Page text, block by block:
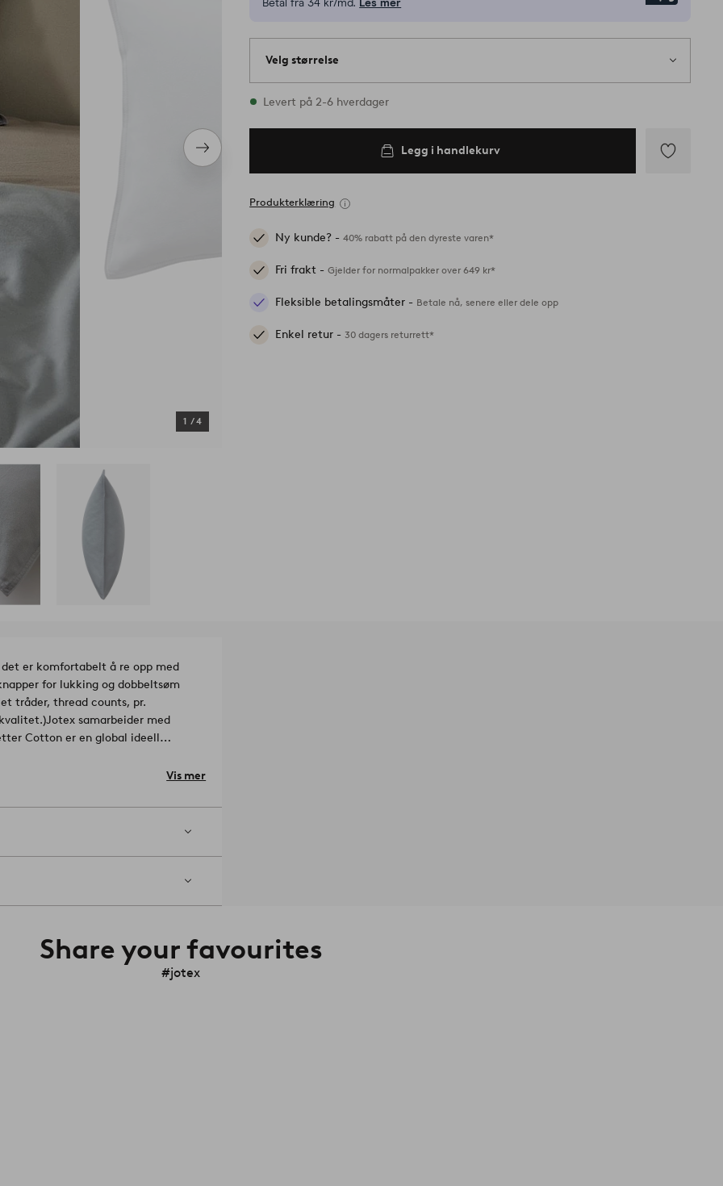
Neste
produkt
1 /4
Betal fra 34 kr/md. Les mer
Velg størrelse
1 størrelser finnes på lager
Levert på 2-6 hverdager
Legg i handlekurv
Produkterklæring
Ny kunde? -40% rabatt på den dyreste varen*
Fri frakt -Gjelder for normalpakker over 649 kr*
Fleksible betalingsmåter - Betale nå, senere eller dele opp
Enkel retur -30 dagers returrett*
er komfortabelt å re opp med
for lukking og dobbeltsøm
tråder, thread counts, pr.
Jotex samarbeider med
Cotton er en global ideell
bærekraftig bomullsdyrking, og
Better Cotton gir forbedrede
kommer fra et system med
Vis mer
Share your favourites
#jotex